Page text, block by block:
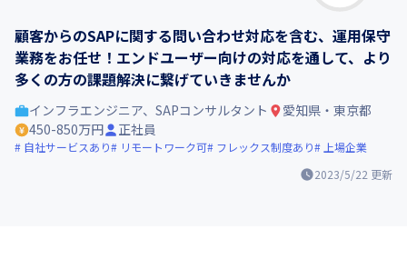
顧客からのSAPに関する問い合わせ対応を含む、運用保守
業務をお任せ！エンドユーザー向けの対応を通して、より
多くの方の課題解決に繋げていきませんか
2023/5/22 更新
インフラエンジニア、SAPコンサルタント
愛知県・東京都
450-850万円
正社員
自社サービスあり リモートワーク可 フレックス制度あり 上場企業